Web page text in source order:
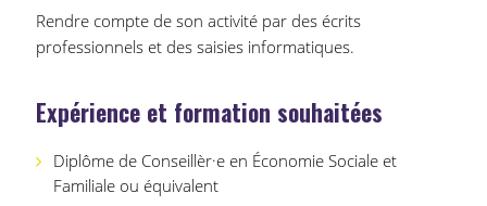
Rendre compte de son activité par des écrits
professionnels et des saisies informatiques.
Expérience et formation souhaitées
Diplôme de Conseillèr·e en Économie Sociale et
Familiale ou équivalent